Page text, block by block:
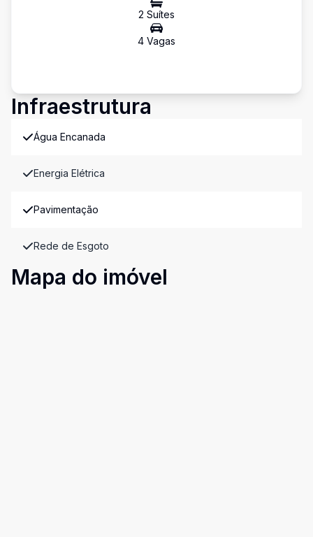
2 Suítes
4 Vagas
Infraestrutura
Água Encanada
Energia Elétrica
Pavimentação
Rede de Esgoto
Mapa do imóvel